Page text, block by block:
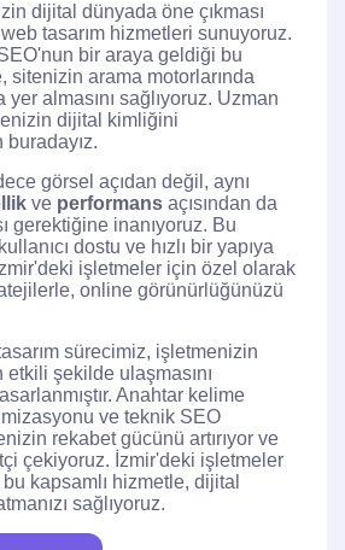
dijital dünyada öne çıkması
tasarım hizmetleri sunuyoruz.
bir araya geldiği bu
sitenizin arama motorlarında
yer almasını sağlıyoruz. Uzman
dijital kimliğini
görsel açıdan değil, aynı
ve performans açısından da
gerektiğine inanıyoruz. Bu
dostu ve hızlı bir yapıya
işletmeler için özel olarak
online görünürlüğünüzü
sürecimiz, işletmenizin
şekilde ulaşmasını
Anahtar kelime
ve teknik SEO
rekabet gücünü artırıyor ve
çekiyoruz. İzmir'deki işletmeler
kapsamlı hizmetle, dijital
sağlıyoruz.